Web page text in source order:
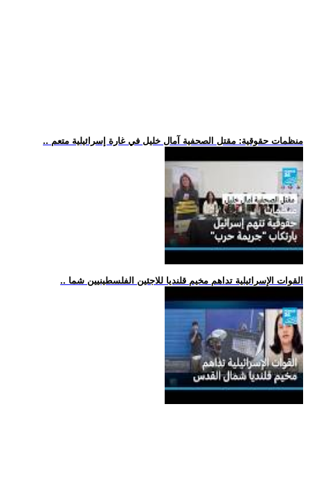
.. منظمات حقوقية: مقتل الصحفية آمال خليل في غارة إسرائيلية متعم
.. القوات الإسرائيلية تداهم مخيم قلنديا للاجئين الفلسطينيين شما